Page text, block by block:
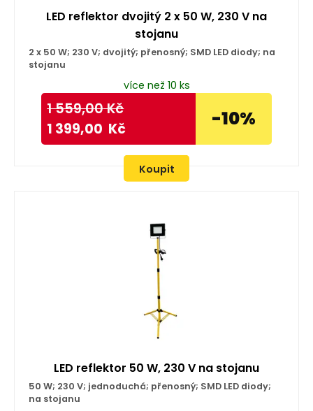
LED reflektor dvojitý 2 x 50 W, 230 V na
stojanu
2 x 50 W; 230 V; dvojitý; přenosný; SMD LED diody; na
stojanu
více než 10 ks
1 559,00Kč
1 399,00 Kč -10%
Koupit
LED reflektor 50 W, 230 V na stojanu
50 W; 230 V; jednoduchá; přenosný; SMD LED diody;
na stojanu